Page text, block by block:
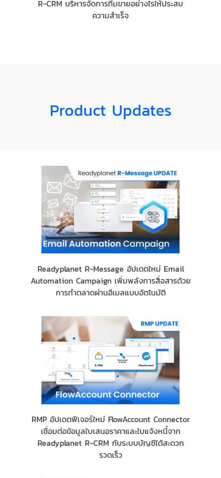
R-CRM บริหารจัดการทีมขายอย่างไรให้ประสบ
ความสำเร็จ
Product Updates
Readyplanet R-Message อัปเดตใหม่ Email
Automation Campaign เพิ่มพลังการสื่อสารด้วย
การทำตลาดผ่านอีเมลแบบอัตโนมัติ
RMP อัปเดตฟีเจอร์ใหม่ FlowAccount Connector
เชื่อมต่อข้อมูลใบเสนอราคาและใบแจ้งหนี้จาก
Readyplanet R-CRM กับระบบบัญชีได้สะดวก
รวดเร็ว